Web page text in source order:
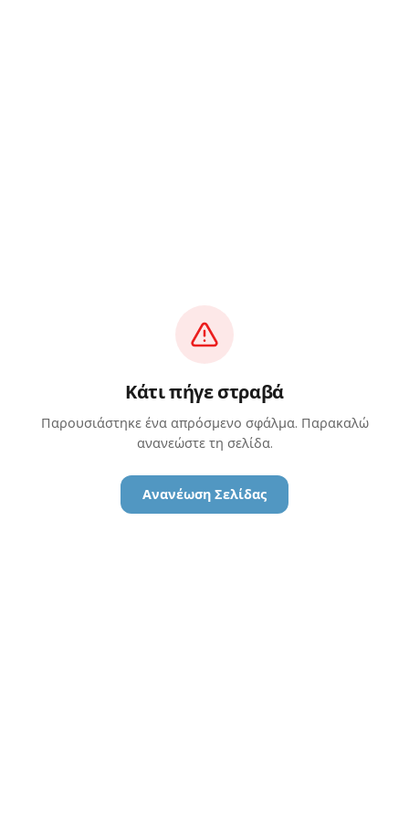
Κάτι πήγε στραβά
Παρουσιάστηκε ένα απρόσμενο σφάλμα. Παρακαλώ
ανανεώστε τη σελίδα.
Ανανέωση Σελίδας